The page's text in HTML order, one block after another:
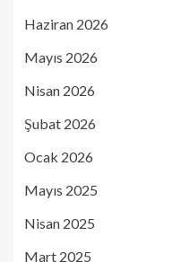
Haziran 2026
Mayıs 2026
Nisan 2026
Şubat 2026
Ocak 2026
Mayıs 2025
Nisan 2025
Mart 2025